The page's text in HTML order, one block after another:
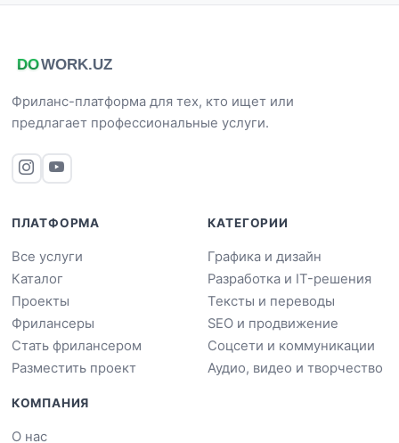
Фриланс-платформа для тех, кто ищет или
предлагает профессиональные услуги.
ПЛАТФОРМА
Все услуги
Каталог
Проекты
Фрилансеры
Стать фрилансером
Разместить проект
КАТЕГОРИИ
Графика и дизайн
Разработка и IT-решения
Тексты и переводы
SEO и продвижение
Соцсети и коммуникации
Аудио, видео и творчество
КОМПАНИЯ
О нас